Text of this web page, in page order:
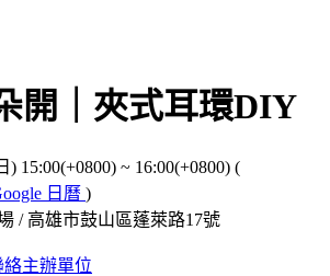
開｜夾式耳環DIY
) 15:00(+0800) ~ 16:00(+0800) (
日曆 )
/ 高雄市鼓山區蓬萊路17號
絡主辦單位